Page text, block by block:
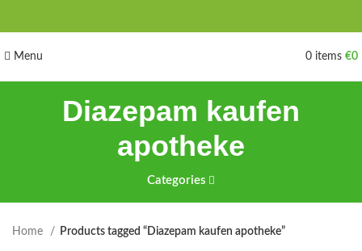
Menu 0 items €0
Diazepam kaufen
apotheke
Categories
Home Products tagged “Diazepam kaufen apotheke”